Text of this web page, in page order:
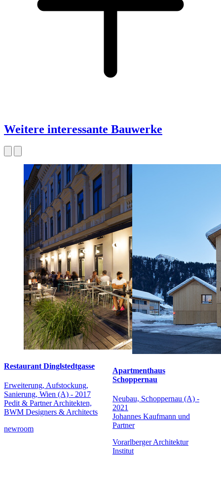
Weitere interessante Bauwerke
Restaurant Dinglstedtgasse
Erweiterung, Aufstockung,
Sanierung, Wien (A) - 2017
Pedit & Partner Architekten,
BWM Designers & Architects
newroom
Apartmenthaus
Schoppernau
Neubau, Schoppernau (A) -
2021
Johannes Kaufmann und
Partner
Vorarlberger Architektur
Institut